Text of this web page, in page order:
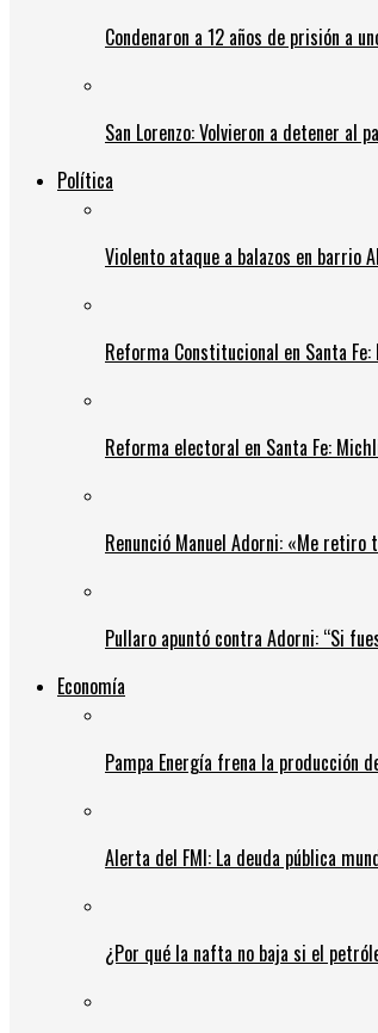
Condenaron a 12 años de prisión a
San Lorenzo: Volvieron a detener al
Política
Violento ataque a balazos en barrio
Reforma Constitucional en Santa
Reforma electoral en Santa Fe:
Renunció Manuel Adorni: «Me retiro
Pullaro apuntó contra Adorni: “Si
Economía
Pampa Energía frena la producción
Alerta del FMI: La deuda pública
¿Por qué la nafta no baja si el